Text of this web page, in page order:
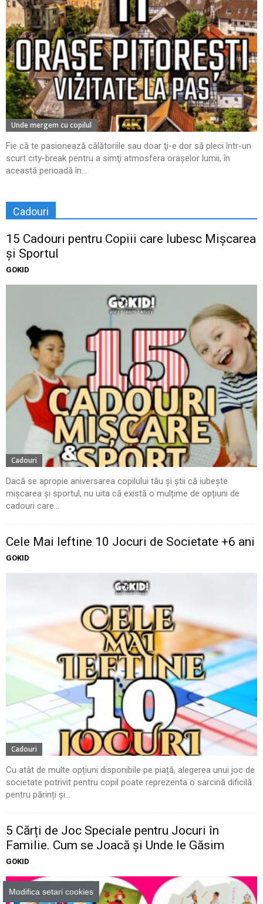
Unde mergem cu copilul
Fie că te pasionează călătoriile sau doar ţi-e dor să pleci într-un
scurt city-break pentru a simţi atmosfera oraşelor lumii, în
această perioadă în...
Cadouri
15 Cadouri pentru Copiii care Iubesc Mișcarea
și Sportul
GOKID
Cadouri
Dacă se apropie aniversarea copilului tău și știi că iubește
mișcarea și sportul, nu uita că există o mulțime de opțiuni de
cadouri care...
Cele Mai Ieftine 10 Jocuri de Societate +6 ani
GOKID
Cadouri
Cu atât de multe opțiuni disponibile pe piață, alegerea unui joc de
societate potrivit pentru copil poate reprezenta o sarcină dificilă
pentru părinți și...
5 Cărți de Joc Speciale pentru Jocuri în
Familie. Cum se Joacă și Unde le Găsim
GOKID
Modifica setari cookies